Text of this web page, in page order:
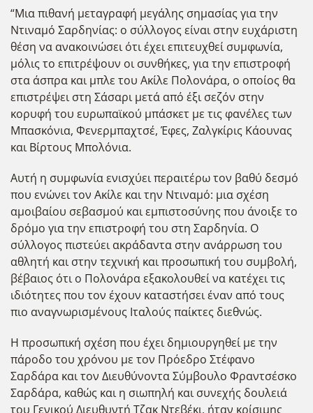
“Μια πιθανή μεταγραφή μεγάλης σημασίας για την
Ντιναμό Σαρδηνίας: ο σύλλογος είναι στην ευχάριστη
θέση να ανακοινώσει ότι έχει επιτευχθεί συμφωνία,
μόλις το επιτρέψουν οι συνθήκες, για την επιστροφή
στα άσπρα και μπλε του Ακίλε Πολονάρα, ο οποίος θα
επιστρέψει στη Σάσαρι μετά από έξι σεζόν στην
κορυφή του ευρωπαϊκού μπάσκετ με τις φανέλες των
Μπασκόνια, Φενερμπαχτσέ, Έφες, Ζαλγκίρις Κάουνας
και Βίρτους Μπολόνια.
Αυτή η συμφωνία ενισχύει περαιτέρω τον βαθύ δεσμό
που ενώνει τον Ακίλε και την Ντιναμό: μια σχέση
αμοιβαίου σεβασμού και εμπιστοσύνης που άνοιξε το
δρόμο για την επιστροφή του στη Σαρδηνία. Ο
σύλλογος πιστεύει ακράδαντα στην ανάρρωση του
αθλητή και στην τεχνική και προσωπική του συμβολή,
βέβαιος ότι ο Πολονάρα εξακολουθεί να κατέχει τις
ιδιότητες που τον έχουν καταστήσει έναν από τους
πιο αναγνωρισμένους Ιταλούς παίκτες διεθνώς.
Η προσωπική σχέση που έχει δημιουργηθεί με την
πάροδο του χρόνου με τον Πρόεδρο Στέφανο
Σαρδάρα και τον Διευθύνοντα Σύμβουλο Φραντσέσκο
Σαρδάρα, καθώς και η σιωπηλή και συνεχής δουλειά
του Γενικού Διευθυντή Τζακ Ντεβέκι, ήταν κρίσιμης